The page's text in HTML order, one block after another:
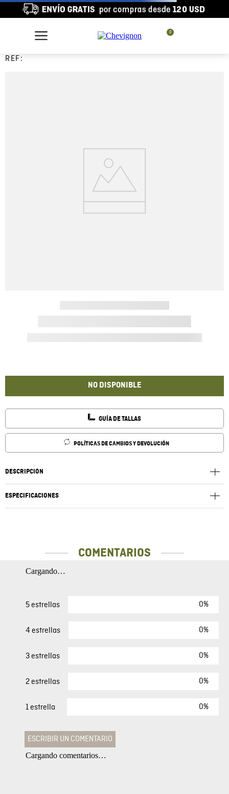
0
REF:
NO DISPONIBLE
GUÍA DE TALLAS
POLÍTICAS DE CAMBIOS Y DEVOLUCIÓN
DESCRIPCIÓN
ESPECIFICACIONES
COMENTARIOS
Cargando…
5 estrellas 0%
4 estrellas 0%
3 estrellas 0%
2 estrellas 0%
1 estrella 0%
ESCRIBIR UN COMENTARIO
Cargando comentarios…